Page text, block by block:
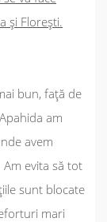
și Florești.
bun, față de
am
avem
evita să tot
sunt blocate
mari